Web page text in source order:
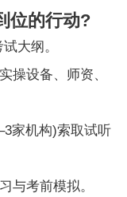
位的行动?
大纲。
设备、师资、
家机构)索取试听
与考前模拟。